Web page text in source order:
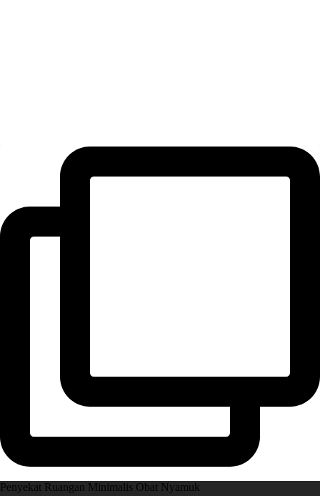
Penyekat Ruangan Minimalis Obat Nyamuk